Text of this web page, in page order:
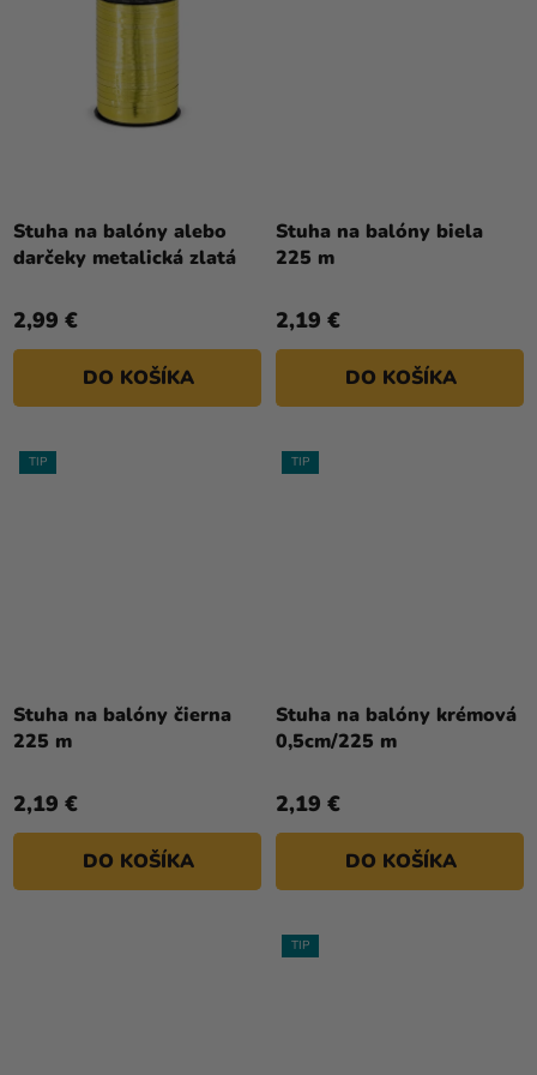
Stuha na balóny alebo
darčeky metalická zlatá
2,99 €
DO KOŠÍKA
Stuha na balóny biela
225 m
hodnotenie
produktu
5
hviezdičiek.
2,19 €
DO KOŠÍKA
TIP
Stuha na balóny čierna
225 m
2,19 €
DO KOŠÍKA
TIP
Stuha na balóny krémová
0,5cm/225 m
hodnotenie
produktu
5
hviezdičiek.
2,19 €
DO KOŠÍKA
TIP